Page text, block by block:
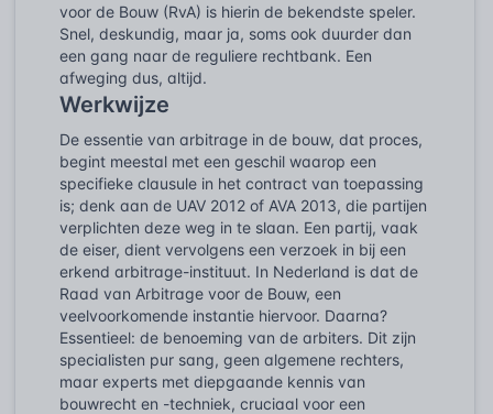
voor de Bouw (RvA) is hierin de bekendste speler.
Snel, deskundig, maar ja, soms ook duurder dan
een gang naar de reguliere rechtbank. Een
afweging dus, altijd.
Werkwijze
De essentie van arbitrage in de bouw, dat proces,
begint meestal met een geschil waarop een
specifieke clausule in het contract van toepassing
is; denk aan de UAV 2012 of AVA 2013, die partijen
verplichten deze weg in te slaan. Een partij, vaak
de eiser, dient vervolgens een verzoek in bij een
erkend arbitrage-instituut. In Nederland is dat de
Raad van Arbitrage voor de Bouw, een
veelvoorkomende instantie hiervoor. Daarna?
Essentieel: de benoeming van de arbiters. Dit zijn
specialisten pur sang, geen algemene rechters,
maar experts met diepgaande kennis van
bouwrecht en -techniek, cruciaal voor een